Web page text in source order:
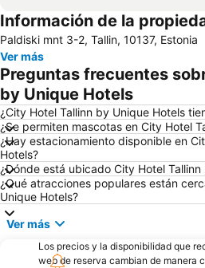
Información de la
Paldiski mnt 3-2, Tallin, 10137, Estonia
Ver más
Preguntas frecuentes
by Unique Hotels
¿City Hotel Tallinn by Unique Hotels
¿Se permiten mascotas en City Hotel
¿Hay estacionamiento disponible en
Hotels?
¿Dónde está ubicado City Hotel
¿Qué atracciones populares están
Unique Hotels?
Ver más
Los precios y la disponibilidad que
web de reserva cambian de manera